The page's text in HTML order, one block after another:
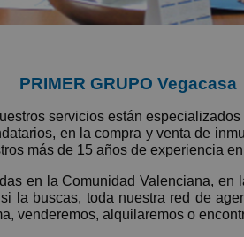
PRIMER GRUPO Vegacasa
servicios están
en la compra y venta de
más de 15 años de experiencia
en la Comunidad Valenciana,
la buscas, toda nuestra red de
venderemos, alquilaremos o